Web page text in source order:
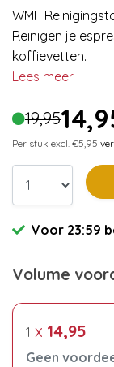
WMF
Reinigen je
koffievetten.
Lees meer
19,95
Per stuk excl. €5,95
Voor 23:59
Volume
1 x 14,95
Geen